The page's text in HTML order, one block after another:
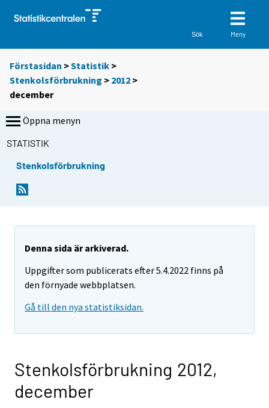
Sök Meny
Förstasidan >Statistik >
Stenkolsförbrukning > 2012 >
december
Öppna menyn
STATISTIK
Stenkolsförbrukning
Denna sida är arkiverad.
Uppgifter som publicerats efter 5.4.2022 finns på
den förnyade webbplatsen.
Gå till den nya statistiksidan.
Stenkolsförbrukning 2012,
december